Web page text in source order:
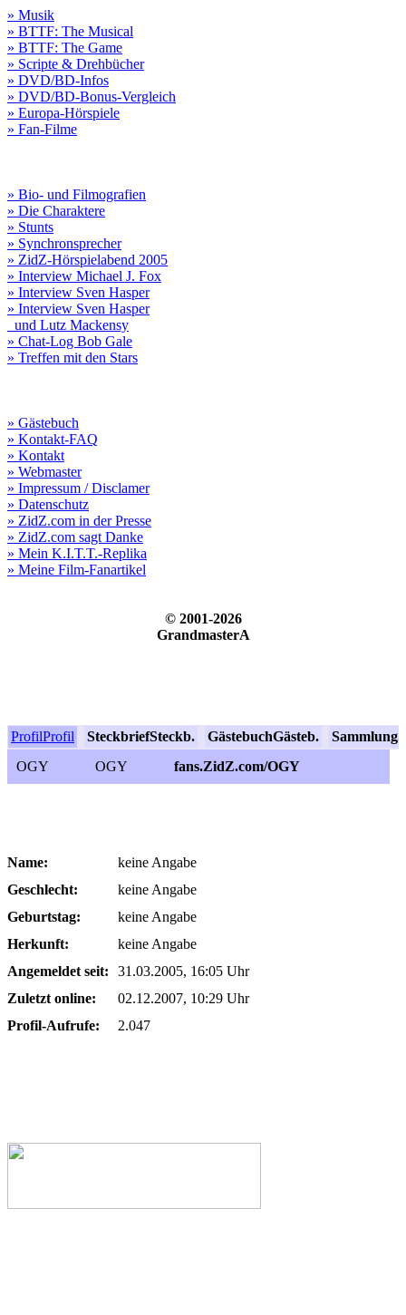
» Musik
» BTTF: The Musical
» BTTF: The Game
» Scripte & Drehbücher
» DVD/BD-Infos
» DVD/BD-Bonus-Vergleich
» Europa-Hörspiele
» Fan-Filme
» Bio- und Filmografien
» Die Charaktere
» Stunts
» Synchronsprecher
» ZidZ-Hörspielabend 2005
» Interview Michael J. Fox
» Interview Sven Hasper
» Interview Sven Hasper
und Lutz Mackensy
» Chat-Log Bob Gale
» Treffen mit den Stars
» Gästebuch
» Kontakt-FAQ
» Kontakt
» Webmaster
» Impressum / Disclamer
» Datenschutz
» ZidZ.com in der Presse
» ZidZ.com sagt Danke
» Mein K.I.T.T.-Replika
» Meine Film-Fanartikel
© 2001-2026
GrandmasterA
ProfilProfil SteckbriefSteckb. GästebuchGästeb. Sammlung
OGY
OGY fans.ZidZ.com/OGY
Name:
keine Angabe
Geschlecht:
keine Angabe
Geburtstag:
keine Angabe
Herkunft:
keine Angabe
Angemeldet seit:
31.03.2005, 16:05 Uhr
Zuletzt online:
02.12.2007, 10:29 Uhr
Profil-Aufrufe:
2.047